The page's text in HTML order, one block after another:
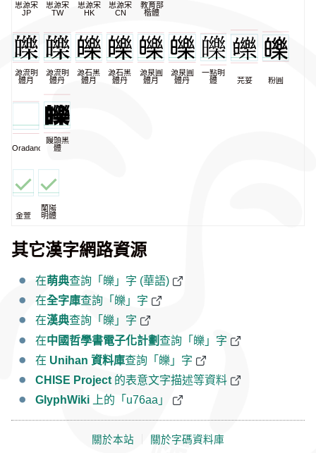
思源宋
JP
思源宋
TW
思源宋
HK
思源宋
CN
教育部
楷體
源流明
體月
源流明
體丹
源石黑
體月
源石黑
體丹
源泉圓
體月
源泉圓
體丹
一點明
體
芫荽 粉圓
Oradano
饅頭黑
體
金萱
蘭陽
明體
其它漢字網路資源
在萌典查詢「皪」字 (華語)
在全字庫查詢「皪」字
在漢典查詢「皪」字
在中國哲學書電子化計劃查詢「皪」字
在 Unihan 資料庫查詢「皪」字
CHISE Project 的表意文字描述等資料
GlyphWiki 上的「u76aa」
關於本站 關於字碼資料庫